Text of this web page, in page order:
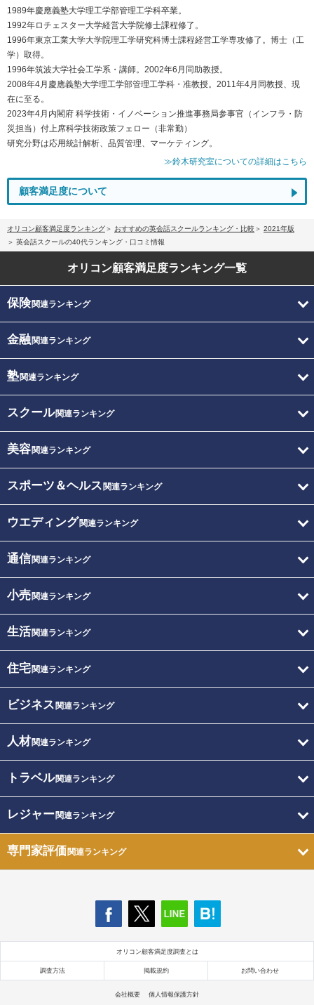
1989年慶應義塾大学理工学部管理工学科卒業。
1992年ロチェスター大学経営大学院修士課程修了。
1996年東京工業大学大学院理工学研究科博士課程経営工学専攻修了。博士（工
学）取得。
1996年筑波大学社会工学系・講師。2002年6月同助教授。
2008年4月慶應義塾大学理工学部管理工学科・准教授。2011年4月同教授、現
在に至る。
2023年4月内閣府 科学技術・イノベーション推進事務局参事官（インフラ・防
災担当）付上席科学技術政策フェロー（非常勤）
研究分野は応用統計解析、品質管理、マーケティング。
≫鈴木研究室についての詳細はこちら
顧客満足度について
オリコン顧客満足度ランキング おすすめの英会話スクールランキング・比較
2021年版
英会話スクールの40代ランキング・口コミ情報
オリコン顧客満足度ランキング一覧
保険関連ランキング
金融関連ランキング
塾関連ランキング
スクール関連ランキング
美容関連ランキング
スポーツ＆ヘルス 関連ランキング
ウエディング関連ランキング
通信関連ランキング
小売関連ランキング
生活関連ランキング
住宅関連ランキング
ビジネス 関連ランキング
人材関連ランキング
トラベル関連ランキング
レジャー関連ランキング
専門家評価関連ランキング
オリコン顧客満足度調査とは
調査方法 掲載規約 お問い合わせ
会社概要 個人情報保護方針